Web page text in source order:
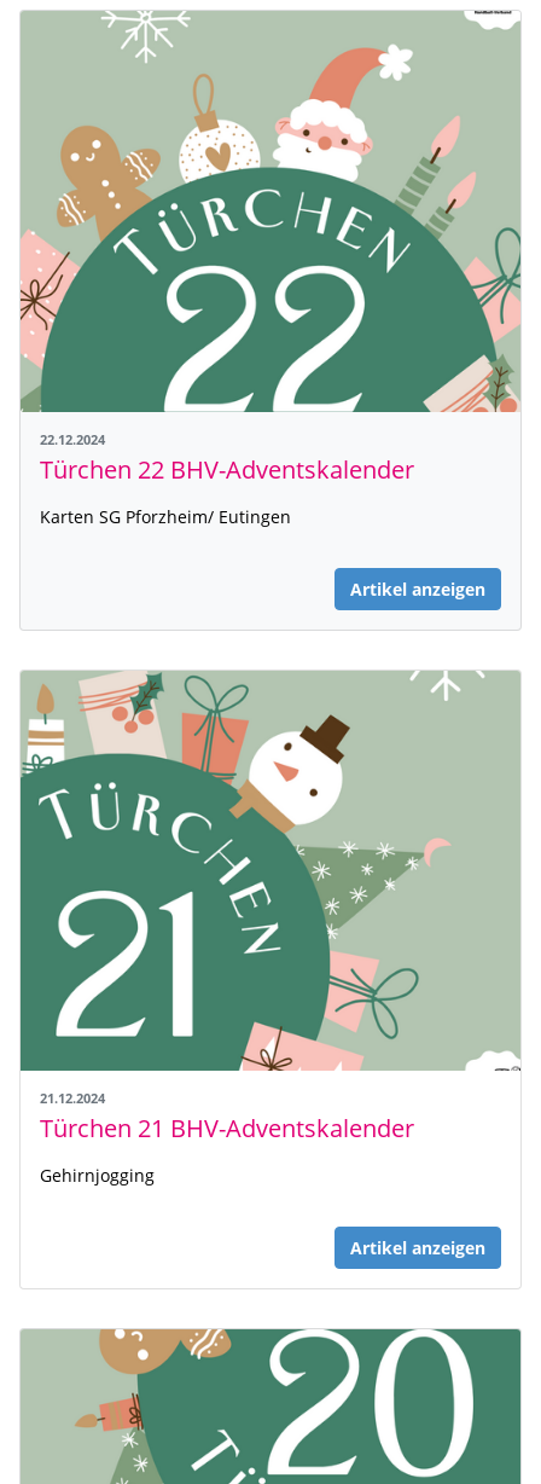
22.12.2024
Türchen 22 BHV-Adventskalender
Karten SG Pforzheim/ Eutingen
Artikel anzeigen
21.12.2024
Türchen 21 BHV-Adventskalender
Gehirnjogging
Artikel anzeigen